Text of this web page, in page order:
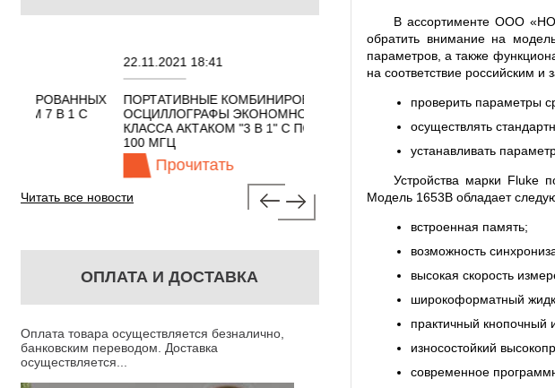
22.11.2021 18:41
ПОРТАТИВНЫЕ КОМБИНИРОВАННЫЕ
ОСЦИЛЛОГРАФЫ ЭКОНОМНОГО
КЛАССА АКТАКОМ "3 В 1" С ПОЛОСОЙ
Прочитать
02.08.2021 18:41
ОСЦИЛЛОГРАФЫ KEYSIGHT
TECHNOLOGIES СЕРИИ UXR
Читать все новости
ОПЛАТА И ДОСТАВКА
Оплата товара осуществляется безналично,
банковским переводом. Доставка
осуществляется...
В ассортименте ООО
обратить внимание на
параметров, а также
на соответствие российским
проверить параметры
осуществлять
устанавливать
Устройства марки Fluke
Модель 1653В обладает
встроенная память;
возможность
высокая скорость
широкоформатный
практичный кнопочный
износостойкий
современное